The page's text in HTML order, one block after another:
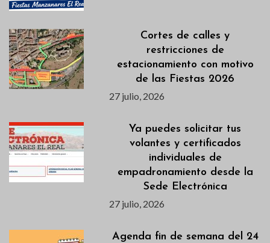
Cortes de calles y
restricciones de
estacionamiento con motivo
de las Fiestas 2026
27 julio, 2026
Ya puedes solicitar tus
volantes y certificados
individuales de
empadronamiento desde la
Sede Electrónica
27 julio, 2026
Agenda fin de semana del 24